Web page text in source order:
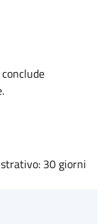
30 giorni